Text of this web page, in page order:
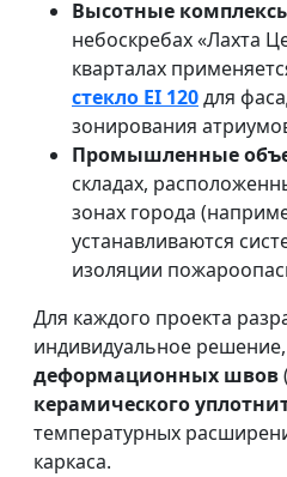
Высотные
небоскребах «Лахта
кварталах
стекло EI 120для
зонирования
Промышленные
складах,
зонах города
устанавливаются
изоляции
Для каждого проекта
индивидуальное
деформационных швов
керамического
температурных
каркаса.